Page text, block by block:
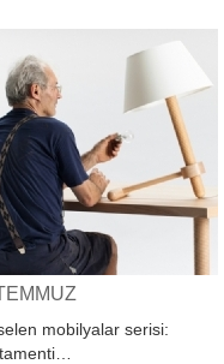
mobilyalar serisi: